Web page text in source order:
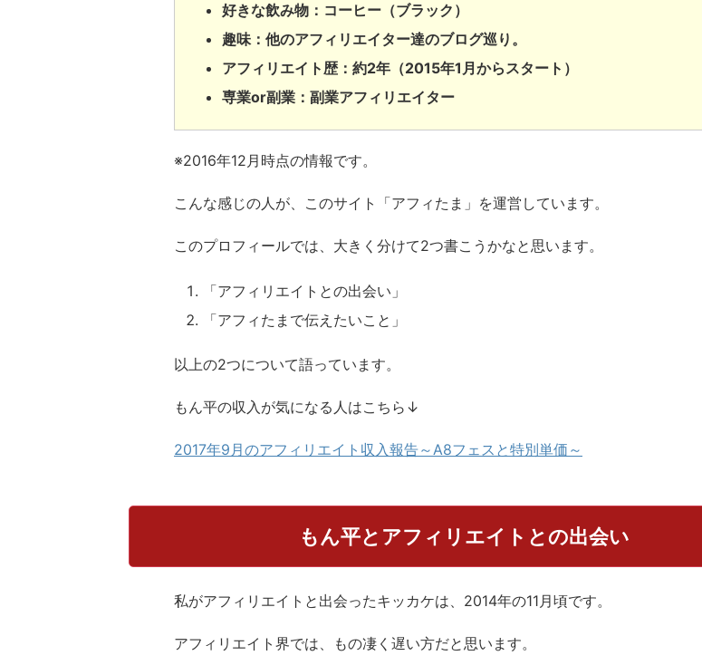
好きな飲み物：コーヒー（ブラック）
趣味：他のアフィリエイター達のブログ巡り。
アフィリエイト歴：約2年（2015年1月からスタート）
専業or副業：副業アフィリエイター
※2016年12月時点の情報です。
こんな感じの人が、このサイト「アフィたま」を運営しています。
このプロフィールでは、大きく分けて2つ書こうかなと思います。
「アフィリエイトとの出会い」
「アフィたまで伝えたいこと」
以上の2つについて語っています。
もん平の収入が気になる人はこちら↓
2017年9月のアフィリエイト収入報告～A8フェスと特別単価～
もん平とアフィリエイトとの出会い
私がアフィリエイトと出会ったキッカケは、2014年の11月頃です。
アフィリエイト界では、もの凄く遅い方だと思います。